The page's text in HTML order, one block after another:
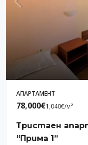
АПАРТАМЕНТ
78,000€1,040€/м²
Тристаен
“Прима 1”